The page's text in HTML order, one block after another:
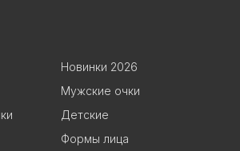
Новинки 2026
Мужские очки
Детские
Формы лица